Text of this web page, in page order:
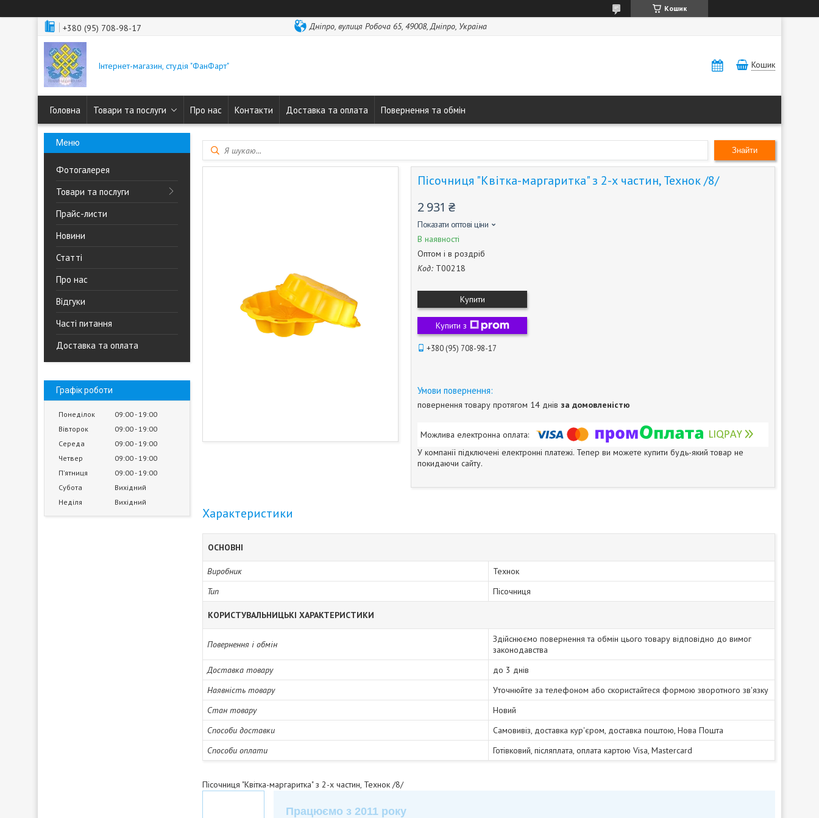
Кошик
+380 (95) 708-98-17 Дніпро, вулиця Робоча 65, 49008, Дніпро, Україна
Інтернет-магазин, студія "ФанФарт" Кошик
Головна Товари та послуги Про нас Контакти Доставка та оплата Повернення та обмін
Фотогалерея
Товари та послуги
Прайс-листи
Новини
Статті
Про нас
Відгуки
Часті питання
Доставка та оплата
Графік роботи
Понеділок 09:00 19:00
Вівторок
09:00 19:00
Середа
09:00 19:00
Четвер
09:00 19:00
Пʼятниця
09:00 19:00
Субота
Вихідний
Неділя
Вихідний
Знайти
Пісочниця "Квітка-маргаритка" з 2-х частин, Технок /8/
2 931 ₴
Показати оптові ціни
В наявності
Оптом і в роздріб
Код: T00218
Купити
Купити з
+380 (95) 708-98-17
повернення товару протягом 14 днів за домовленістю
У компанії підключені електронні платежі. Тепер ви можете купити будь-який товар не
покидаючи сайту.
Характеристики
ОСНОВНІ
Виробник
Технок
Тип
Пісочниця
КОРИСТУВАЛЬНИЦЬКІ ХАРАКТЕРИСТИКИ
Повернення і обмін
Здійснюємо повернення та обмін цього товару відповідно до вимог
законодавства
Доставка товару
до 3 днів
Наявність товару
Уточнюйте за телефоном або скористайтеся формою зворотного зв'язку
Стан товару
Новий
Способи доставки
Самовивіз, доставка кур'єром, доставка поштою, Нова Пошта
Способи оплати
Готівковий, післяплата, оплата картою Visa, Mastercard
Пісочниця "Квітка-маргаритка" з 2-х частин, Технок /8/
Працюємо з 2011 року